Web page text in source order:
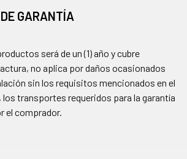
GARANTÍA
será de un (1) año y cubre
no aplica por daños ocasionados
sin los requisitos mencionados en el
los transportes requeridos para la garantía
el comprador.